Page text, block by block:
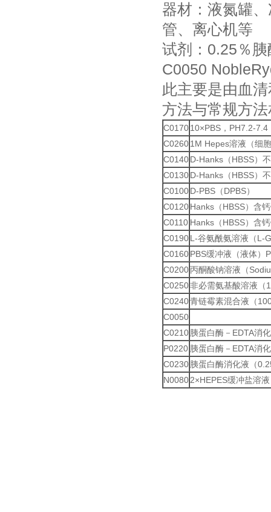
器材：液氮罐
管、离心机等
试剂：0.25％
C0050
此主要是由血
方法与常规方
C017010×PBS，PH7.2-
C02601M Hepes溶液（细
C0140D-Hanks（HBSS）
C0130D-Hanks（HBSS）
C0100D-PBS（DPBS）
C0120Hanks（HBSS）含
C0110 Hanks（HBSS）含
C0190L-谷氨酰氨溶液（L-
C0160PBS缓冲液（液体）
C0200丙酮酸钠溶液（
C0250非必需氨基酸溶液（
C0240青链霉素混合液（
C0050
C0210 胰蛋白酶－EDTA消
P0220 胰蛋白酶－EDTA消
C0230 胰蛋白酶消化液（
N00802×HEPES缓冲盐溶液